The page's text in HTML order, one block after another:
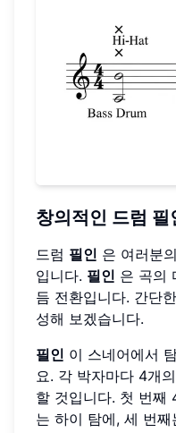
창의적인 드럼 필
드럼 필인 은 여러분
입니다. 필인 은 곡의
듬 전환입니다. 간단
성해 보겠습니다.
필인 이 스네어에서
요. 각 박자마다 4개
할 것입니다. 첫 번째
는 하이 탐에, 세 번